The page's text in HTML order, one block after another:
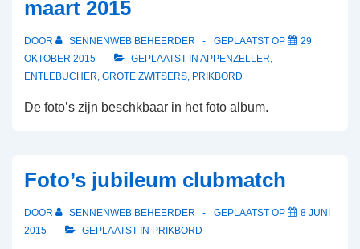
maart 2015
DOOR SENNENWEB BEHEERDER GEPLAATST OP
29
OKTOBER 2015
GEPLAATST IN APPENZELLER,
ENTLEBUCHER, GROTE ZWITSERS, PRIKBORD
De foto’s zijn beschkbaar in het foto album.
Foto’s jubileum clubmatch
DOOR SENNENWEB BEHEERDER GEPLAATST OP
8 JUNI
2015
GEPLAATST IN PRIKBORD